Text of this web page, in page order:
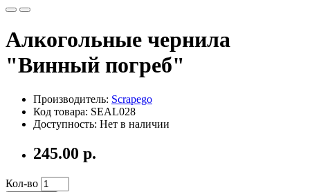
Алкогольные чернила
"Винный погреб"
Производитель: Scrapego
Код товара: SEAL028
Доступность: Нет в наличии
245.00 р.
Кол-во